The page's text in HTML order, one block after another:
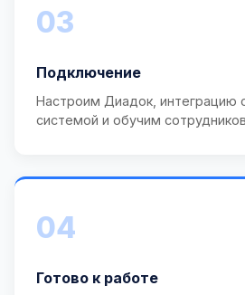
03
Подключение
Настроим Диадок, интеграцию
системой и обучим
04
Готово к работе